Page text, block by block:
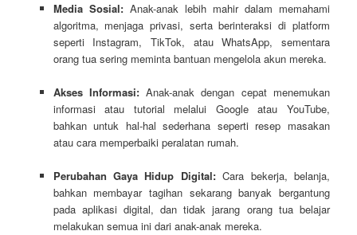
Media Sosial:Anak-anak lebih mahir dalam memahami
algoritma, menjaga privasi, serta berinteraksi di platform
seperti Instagram, TikTok, atau WhatsApp, sementara
orang tua sering meminta bantuan mengelola akun mereka.
Akses Informasi:Anak-anak dengan cepat menemukan
informasi atau tutorial melalui Google atau YouTube,
bahkan untuk hal-hal sederhana seperti resep masakan
atau cara memperbaiki peralatan rumah.
Perubahan Gaya Hidup Digital:Cara bekerja, belanja,
bahkan membayar tagihan sekarang banyak bergantung
pada aplikasi digital, dan tidak jarang orang tua belajar
melakukan semua ini dari anak-anak mereka.